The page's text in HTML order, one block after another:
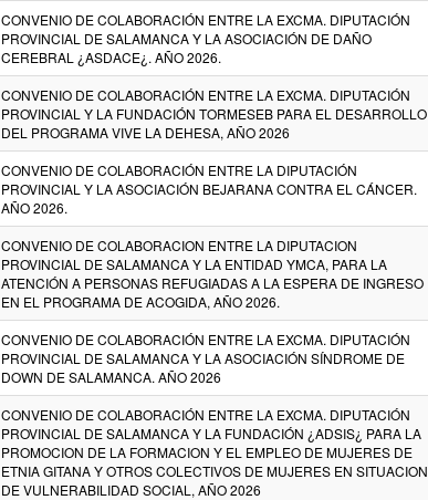
CONVENIO DE COLABORACIÓN ENTRE LA EXCMA. DIPUTACIÓN
PROVINCIAL DE SALAMANCA Y LA ASOCIACIÓN DE DAÑO
CEREBRAL ¿ASDACE¿. AÑO 2026.
CONVENIO DE COLABORACIÓN ENTRE LA EXCMA. DIPUTACIÓN
PROVINCIAL Y LA FUNDACIÓN TORMESEB PARA EL DESARROLLO
DEL PROGRAMA VIVE LA DEHESA, AÑO 2026
CONVENIO DE COLABORACIÓN ENTRE LA DIPUTACIÓN
PROVINCIAL Y LA ASOCIACIÓN BEJARANA CONTRA EL CÁNCER.
AÑO 2026.
CONVENIO DE COLABORACION ENTRE LA DIPUTACION
PROVINCIAL DE SALAMANCA Y LA ENTIDAD YMCA, PARA LA
ATENCIÓN A PERSONAS REFUGIADAS A LA ESPERA DE INGRESO
EN EL PROGRAMA DE ACOGIDA, AÑO 2026.
CONVENIO DE COLABORACIÓN ENTRE LA EXCMA. DIPUTACIÓN
PROVINCIAL DE SALAMANCA Y LA ASOCIACIÓN SÍNDROME DE
DOWN DE SALAMANCA. AÑO 2026
CONVENIO DE COLABORACIÓN ENTRE LA EXCMA. DIPUTACIÓN
PROVINCIAL DE SALAMANCA Y LA FUNDACIÓN ¿ADSIS¿ PARA LA
PROMOCION DE LA FORMACION Y EL EMPLEO DE MUJERES DE
ETNIA GITANA Y OTROS COLECTIVOS DE MUJERES EN SITUACION
DE VULNERABILIDAD SOCIAL, AÑO 2026